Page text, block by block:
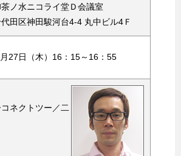
茶ノ水ニコライ堂Ｄ会議室
田区神田駿河台4-4 丸中ビル4Ｆ
27日（木）16：15～16：55
ネクトツー／二